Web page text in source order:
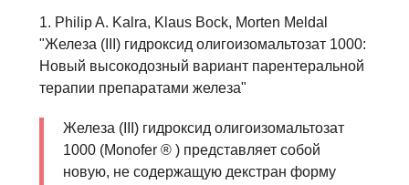
1. Philip A. Kalra, Klaus Bock, Morten Meldal
"Железа (III) гидроксид олигоизомальтозат 1000:
Новый высокодозный вариант парентеральной
терапии препаратами железа"
Железа (III) гидроксид олигоизомальтозат
1000 (Monofer ® ) представляет собой
новую, не содержащую декстран форму